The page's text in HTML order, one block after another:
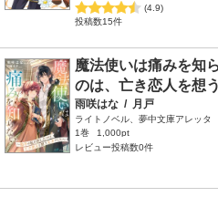
(4.9)
投稿数15件
魔法使いは痛みを知
のは、亡き恋人を想
雨咲はな / 月戸
ライトノベル、夢中文庫アレッタ
1巻
1,000pt
レビュー投稿数0件